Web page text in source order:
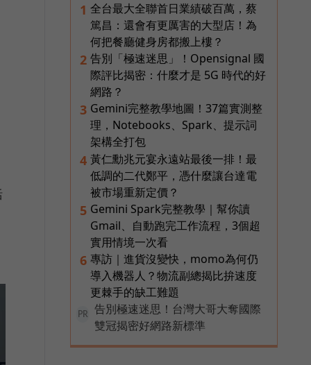
1 全台最大全聯首日業績破百萬，蔡
篤昌：還會有更厲害的大型店！為
何把餐廳健身房都搬上樓？
2 告別「極速迷思」！Opensignal 國
際評比揭密：什麼才是 5G 時代的好
網路？
3 Gemini完整教學地圖！37篇實測整
理，Notebooks、Spark、提示詞
架構全打包
4 黃仁勳兆元宴永遠站最後一排！最
低調的二代鄭平，憑什麼讓台達電
被市場重新定價？
5 Gemini Spark完整教學｜幫你讀
Gmail、自動跑完工作流程，3個超
實用情境一次看
6 專訪｜進貨沒變快，momo為何仍
導入機器人？物流副總揭比拚速度
更棘手的缺工難題
PR
告別極速迷思！台灣大哥大奪國際
雙冠揭密好網路新標準